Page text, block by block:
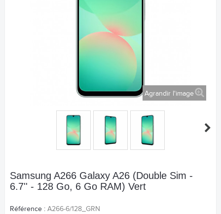
Agrandir l'image
Samsung A266 Galaxy A26 (Double Sim -
6.7'' - 128 Go, 6 Go RAM) Vert
Référence : A266-6/128_GRN